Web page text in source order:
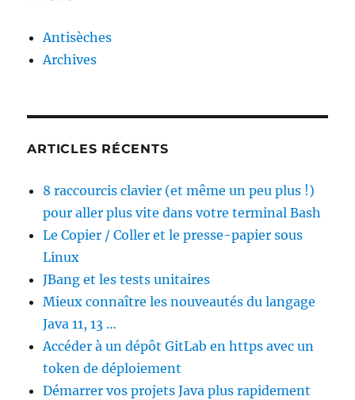
Antisèches
Archives
ARTICLES RÉCENTS
8 raccourcis clavier (et même un peu plus !)
pour aller plus vite dans votre terminal Bash
Le Copier / Coller et le presse-papier sous
Linux
JBang et les tests unitaires
Mieux connaître les nouveautés du langage
Java 11, 13 …
Accéder à un dépôt GitLab en https avec un
token de déploiement
Démarrer vos projets Java plus rapidement